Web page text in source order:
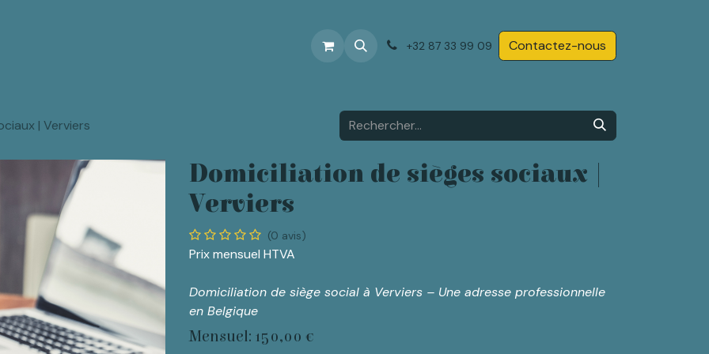
+32 87 33 99 09 Contactez-nous
| Verviers
Domiciliation de sièges sociaux |
Verviers
(0 avis)
Prix mensuel HTVA
Domiciliation de siège social à Verviers – Une adresse professionnelle
en Belgique
Mensuel: 150,00 €